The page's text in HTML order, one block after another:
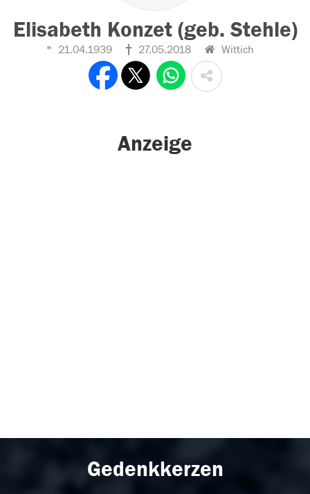
Elisabeth Konzet (geb. Stehle)
21.04.1939 27.05.2018 Wittich
Anzeige
Gedenkkerzen